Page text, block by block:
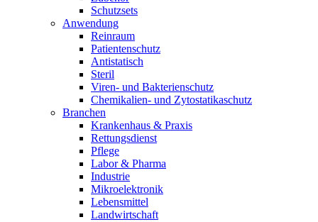
Schutzsets
Anwendung
Reinraum
Patientenschutz
Antistatisch
Steril
Viren- und Bakterienschutz
Chemikalien- und Zytostatikaschutz
Branchen
Krankenhaus & Praxis
Rettungsdienst
Pflege
Labor & Pharma
Industrie
Mikroelektronik
Lebensmittel
Landwirtschaft